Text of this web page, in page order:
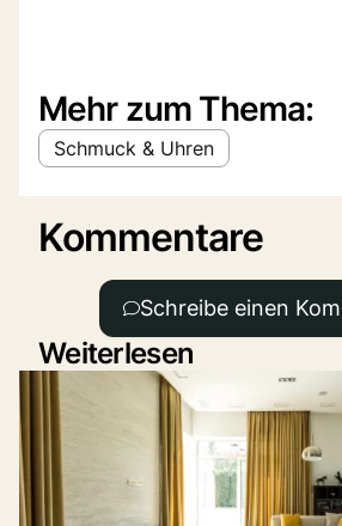
Mehr zum Thema:
Schmuck & Uhren
Kommentare
Schreibe einen
Weiterlesen